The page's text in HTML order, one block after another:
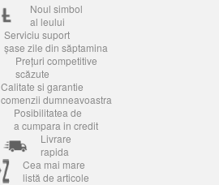
Noul simbol
al leului
Serviciu suport
șase zile din săptamina
Prețuri competitive
scăzute
Calitate si garantie
comenzii dumneavoastra
Posibilitatea de
a cumpara in credit
Livrare
rapida
Cea mai mare
listă de articole